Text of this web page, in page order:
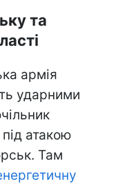
та
армія
ударними
атакою
Там